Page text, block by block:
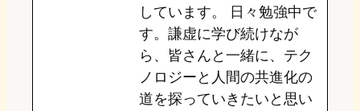
しています。 日々勉強中で
す。謙虚に学び続けなが
ら、皆さんと一緒に、テク
ノロジーと人間の共進化の
道を探っていきたいと思い